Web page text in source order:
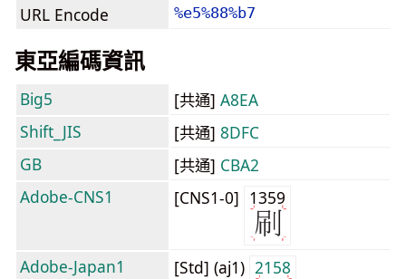
URL Encode %e5%88%b7
東亞編碼資訊
Big5 [共通] A8EA
Shift_JIS
[共通] 8DFC
GB
[共通] CBA2
Adobe-CNS1
[CNS1-0] 1359
Adobe-Japan1 [Std] (aj1) 2158